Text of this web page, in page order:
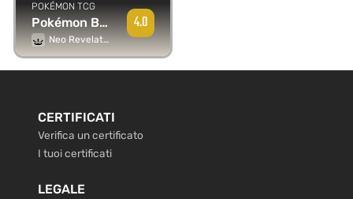
POKÉMON TCG
Pokémon Breeder Fields
Neo Revelation
4.0
CERTIFICATI
Verifica un certificato
I tuoi certificati
LEGALE